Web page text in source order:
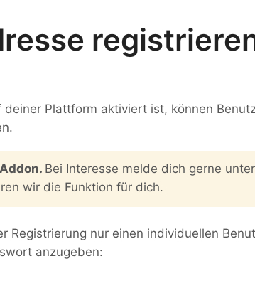
deiner Plattform aktiviert ist, können
Bei Interesse melde dich gerne unter
wir die Funktion für dich.
Registrierung nur einen individuellen
anzugeben: